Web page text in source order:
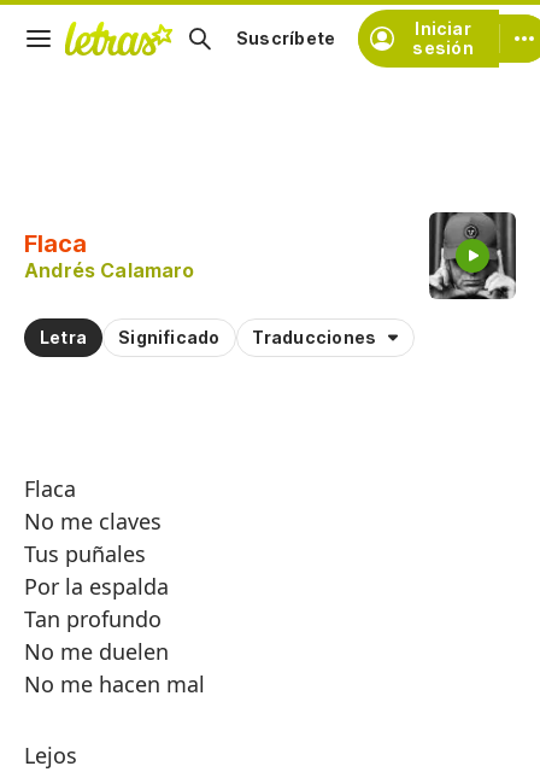
Iniciar
sesión
Suscríbete
Flaca
Andrés Calamaro
Letra Significado Traducciones
Flaca
No me claves
Tus puñales
Por la espalda
Tan profundo
No me duelen
No me hacen mal
Lejos